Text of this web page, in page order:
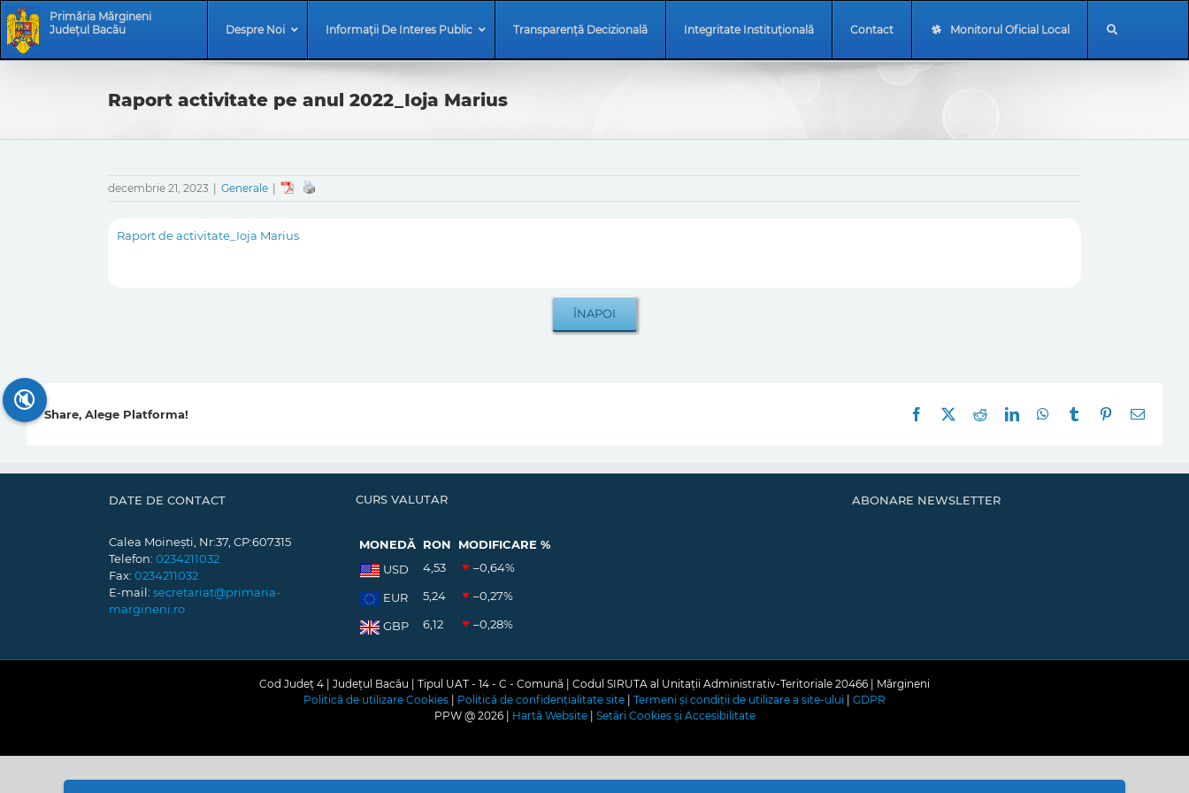
Skip
to
content
Skip
Navigation
Primăria Mărgineni
Județul Bacău
Despre Noi Informații De Interes Public Transparență Decizională Integritate Instituțională Contact Monitorul Oficial Local
Raport activitate pe anul 2022_Ioja Marius
decembrie 21, 2023 Generale
Raport de activitate_Ioja Marius
Share, Alege Platforma! Facebook RedditLinkedInWhatsApp
Tumblr Pinterest
E-
DATE DE CONTACT
Calea Moinești, Nr:37, CP:607315
Telefon: 0234211032
Fax: 0234211032
E-mail: secretariat@primaria-
margineni.ro
CURS VALUTAR
MONEDĂ RON
MODIFICARE %
USD
4,53 –0,64%
EUR 5,24 –0,27%
GBP 6,12 –0,28%
ABONARE NEWSLETTER
Cod Județ 4 | Județul Bacău | Tipul UAT - 14 - C - Comună | Codul SIRUTA al Unitații Administrativ-Teritoriale 20466 | Mărgineni
Politică de utilizare Cookies
Politică de confidențialitate site Termeni și condiții de utilizare a site-ului
GDPR
PPW @ 2026 | Hartă Website| Setări Cookies și Accesibilitate
🔇